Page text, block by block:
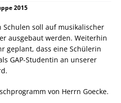
2015
soll auf musikalischer
ausgebaut werden. Weiterhin
geplant, dass eine Schülerin
GAP-Studentin an unserer
von Herrn Goecke.